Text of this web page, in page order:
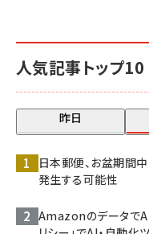
人気記事トップ10
昨日
日本郵便、お盆期間
発生する可能性
AmazonのデータでAI